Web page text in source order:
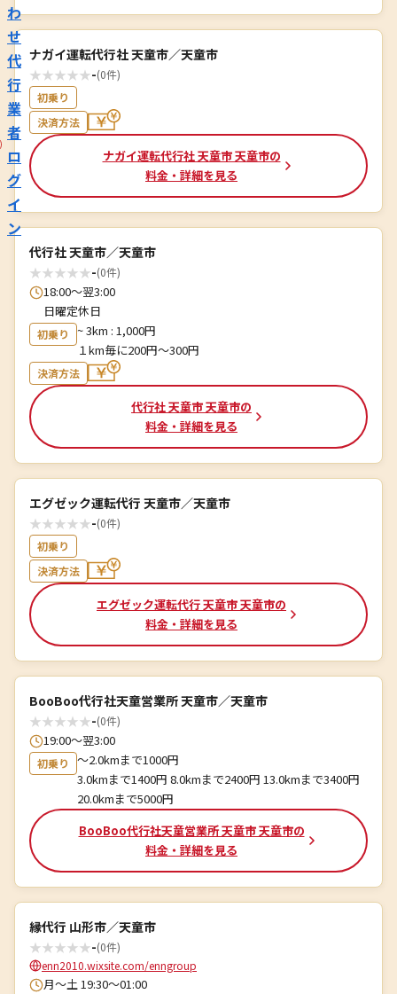
わ
せ
代
行
業
者
ロ
グ
イ
ン
ナガイ運転代行社 天童市／天童市
★★★★★-(0件)
初乗り
決済方法
ナガイ運転代行社 天童市 天童市の
料金・詳細を見る
代行社 天童市／天童市
★★★★★-(0件)
18:00～翌3:00
日曜定休日
初乗り
~ 3km : 1,000円
１km毎に200円〜300円
決済方法
代行社 天童市 天童市の
料金・詳細を見る
エグゼック運転代行 天童市／天童市
★★★★★-(0件)
初乗り
決済方法
エグゼック運転代行 天童市 天童市の
料金・詳細を見る
BooBoo代行社天童営業所 天童市／天童市
★★★★★-(0件)
19:00～翌3:00
初乗り
〜2.0kmまで1000円
3.0kmまで1400円 8.0kmまで2400円 13.0kmまで3400円
20.0kmまで5000円
BooBoo代行社天童営業所 天童市 天童市の
料金・詳細を見る
縁代行 山形市／天童市
★★★★★-(0件)
enn2010.wixsite.com/enngroup
月～土 19:30～01:00